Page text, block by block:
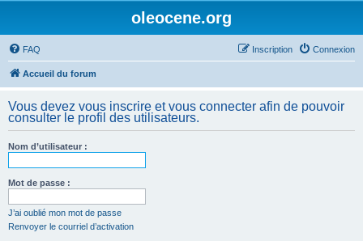
oleocene.org
FAQ Connexion
Inscription
Accueil du forum
Vous devez vous inscrire et vous connecter afin de pouvoir
consulter le profil des utilisateurs.
Nom d’utilisateur :
Mot de passe :
J’ai oublié mon mot de passe
Renvoyer le courriel d’activation